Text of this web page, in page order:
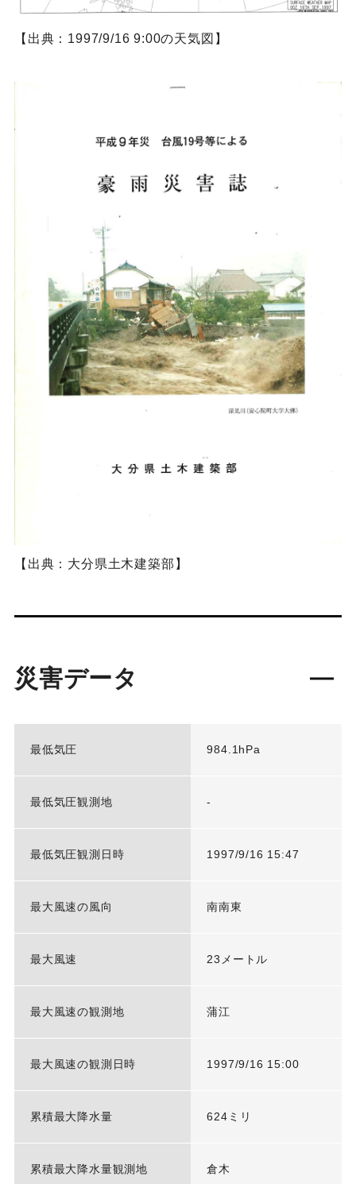
【出典：1997/9/16 9:00の天気図】
【出典：大分県土木建築部】
災害データ
最低気圧 984.1hPa
最低気圧観測地 -
最低気圧観測日時 1997/9/16 15:47
最大風速の風向 南南東
最大風速 23メートル
最大風速の観測地 蒲江
最大風速の観測日時 1997/9/16 15:00
累積最大降水量 624ミリ
累積最大降水量観測地 倉木